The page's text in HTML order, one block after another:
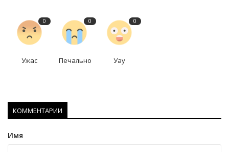
0
Ужас
0
Печально
0
Уау
КОММЕНТАРИИ
Имя